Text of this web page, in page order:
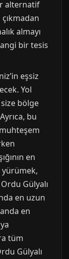
alternatif
almayı
bir tesis
eşsiz
Yol
size bölge
bu
en
Gülyalı
en uzun
en
tüm
Gülyalı